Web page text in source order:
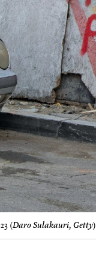
(Daro Sulakauri, Getty)